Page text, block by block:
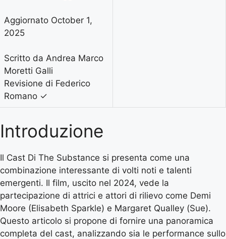
Aggiornato October 1,
2025
Scritto da Andrea Marco
Moretti Galli
Revisione di Federico
Romano ✓
Introduzione
Il Cast Di The Substance si presenta come una
combinazione interessante di volti noti e talenti
emergenti. Il film, uscito nel 2024, vede la
partecipazione di attrici e attori di rilievo come Demi
Moore (Elisabeth Sparkle) e Margaret Qualley (Sue).
Questo articolo si propone di fornire una panoramica
completa del cast, analizzando sia le performance sullo